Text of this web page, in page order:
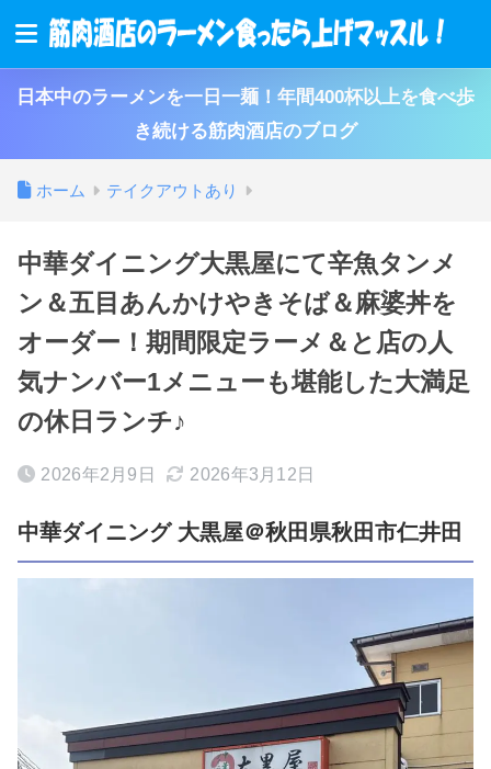
日本中のラーメンを一日一麺！年間400杯以上を食べ歩
き続ける筋肉酒店のブログ
ホーム テイクアウトあり
中華ダイニング大黒屋にて辛魚タンメ
ン＆五目あんかけやきそば＆麻婆丼を
オーダー！期間限定ラーメ＆と店の人
気ナンバー1メニューも堪能した大満足
の休日ランチ♪
2026年2月9日 2026年3月12日
中華ダイニング 大黒屋＠秋田県秋田市仁井田